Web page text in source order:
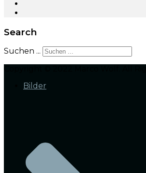
Search
Suchen ...
Bilder